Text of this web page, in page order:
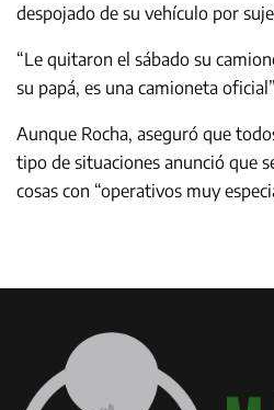
despojado de su vehículo por
“Le quitaron el sábado su
su papá, es una camioneta
Aunque Rocha, aseguró que
tipo de situaciones anunció que
cosas con “operativos muy